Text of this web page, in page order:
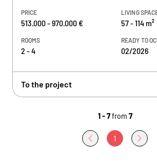
PRICE
513.000 - 970.000 €
LIVING
57 - 114 m²
ROOMS
2 - 4
READY TO
02/2026
To the project
1 - 7from 7
1